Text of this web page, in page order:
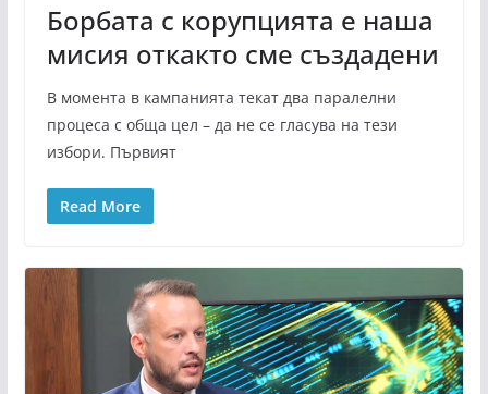
Борбата с корупцията е наша
мисия откакто сме създадени
В момента в кампанията текат два паралелни
процеса с обща цел – да не се гласува на тези
избори. Първият
Read More